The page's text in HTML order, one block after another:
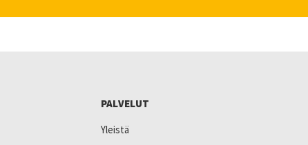
PALVELUT
Yleistä